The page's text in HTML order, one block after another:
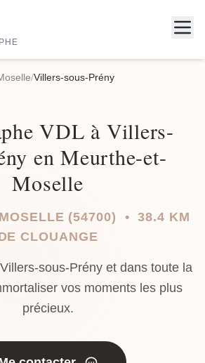
/Villers-sous-Prény
VDL à Villers-
en Meurthe-et-
Moselle
(54700) • 38.4 KM
CLOUANGE
sous-Prény et dans toute la
vos moments les plus
précieux.